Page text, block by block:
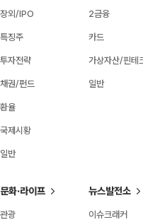
장외/IPO
특징주
투자전략
채권/펀드
환율
국제시황
일반
2금융
카드
가상자산/핀테
일반
문화·라이프
관광
뉴스발전소
이슈크래커